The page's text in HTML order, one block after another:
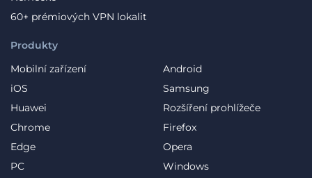
Produkty
Mobilní zařízení
Android
iOS
Samsung
Huawei
Rozšíření prohlížeče
Chrome
Firefox
Edge
Opera
PC
Windows
60+ prémiových VPN lokalit